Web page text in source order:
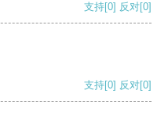
支持[0] 反对[0]
支持[0] 反对[0]